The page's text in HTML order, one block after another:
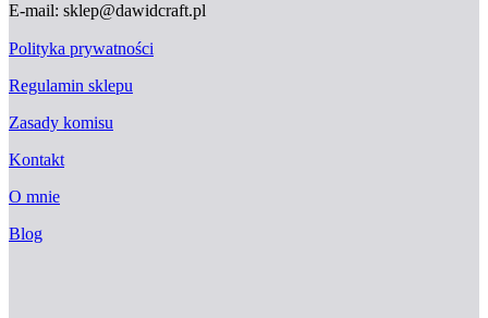
E-mail: sklep@dawidcraft.pl
Polityka prywatności
Regulamin sklepu
Zasady komisu
Kontakt
O mnie
Blog